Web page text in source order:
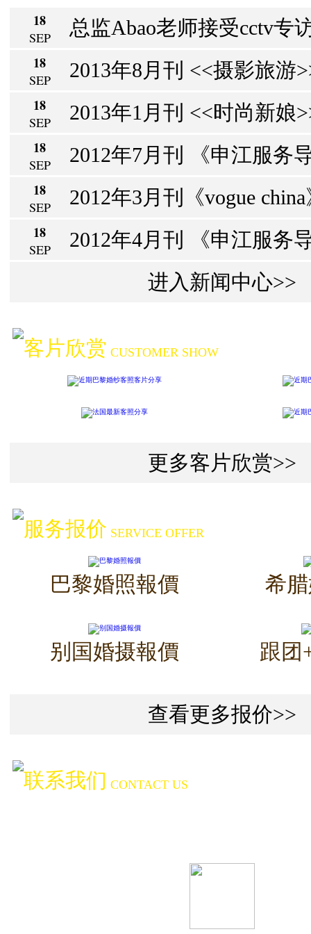
18
SEP 总监Abao老师接受cctv专
18
SEP 2013年8月刊 <<摄影旅游
18
SEP 2013年1月刊 <<时尚新娘
18
SEP 2012年7月刊 《申江服务
18
SEP 2012年3月刊《vogue
18
SEP 2012年4月刊 《申江服务
进入新闻中心>>
客片欣赏 CUSTOMER SHOW
更多客片欣赏>>
服务报价 SERVICE OFFER
巴黎婚照報價 希
别国婚摄報價 跟团
查看更多报价>>
联系我们 CONTACT US